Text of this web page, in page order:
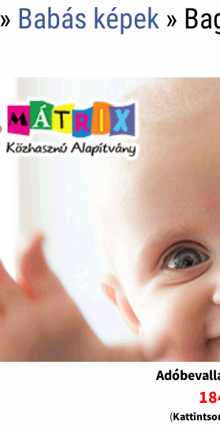
» Babás képek »
(